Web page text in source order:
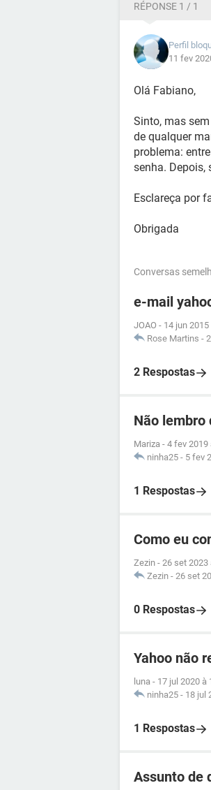
RÉPONSE 1 / 1
Perfil
11 fev
Olá Fabiano,
Sinto, mas
de qualquer
problema:
senha. Depois,
Esclareça por
Obrigada
Conversas
e-mail
JOAO - 14 jun 2015
Rose Martins -
2 Respostas
Não lembro
Mariza - 4 fev 2019
ninha25 - 5 fev
1 Respostas
Como eu
Zezin - 26 set 2023
Zezin - 26 set
0 Respostas
Yahoo não
luna - 17 jul 2020 à
ninha25 - 18 jul
1 Respostas
Assunto de